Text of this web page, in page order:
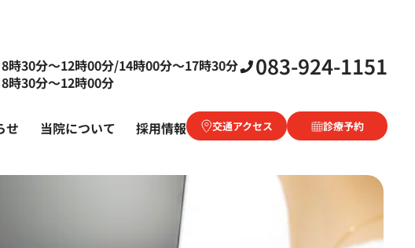
30分〜12時00分/14時00分〜17時30分
分〜12時00分
083-924-1151
せ 当院について 採用情報 交通アクセス 診療予約